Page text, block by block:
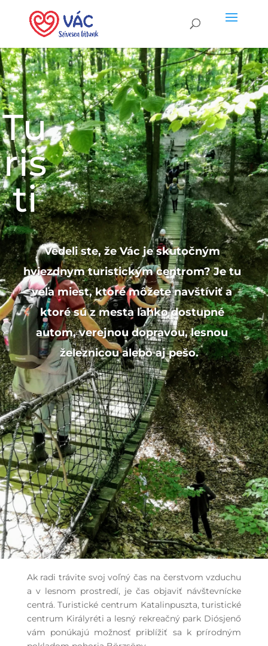
Tu
ris
ti
Vedeli ste, že Vác je skutočným
hviezdnym turistickým centrom? Je tu
veľa miest, ktoré môžete navštíviť a
ktoré sú z mesta ľahko dostupné
autom, verejnou dopravou, lesnou
železnicou alebo aj pešo.
Ak radi trávite svoj voľný čas na čerstvom vzduchu
a v lesnom prostredí, je čas objaviť návštevnícke
centrá. Turistické centrum Katalinpuszta, turistické
centrum Királyréti a lesný rekreačný park Diósjenő
vám ponúkajú možnosť priblížiť sa k prírodným